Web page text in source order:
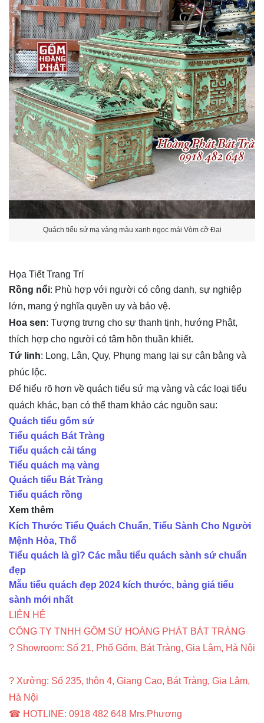
Quách tiểu sứ mạ vàng màu xanh ngọc mái Vòm cỡ Đại
Họa Tiết Trang Trí
Rồng nổi: Phù hợp với người có công danh, sự nghiệp
lớn, mang ý nghĩa quyền uy và bảo vệ.
Hoa sen: Tượng trưng cho sự thanh tịnh, hướng Phật,
thích hợp cho người có tâm hồn thuần khiết.
Tứ linh: Long, Lân, Quy, Phụng mang lại sự cân bằng và
phúc lộc.
Để hiểu rõ hơn về quách tiểu sứ mạ vàng và các loại tiểu
quách khác, bạn có thể tham khảo các nguồn sau:
Quách tiểu gốm sứ
Tiểu quách Bát Tràng
Tiểu quách cải táng
Tiểu quách mạ vàng
Quách tiểu Bát Tràng
Tiểu quách rồng
Xem thêm
Kích Thước Tiểu Quách Chuẩn, Tiểu Sành Cho Người
Mệnh Hỏa, Thổ
Tiểu quách là gì? Các mẫu tiểu quách sành sứ chuẩn
đẹp
Mẫu tiểu quách đẹp 2024 kích thước, bảng giá tiểu
sành mới nhất
LIÊN HỆ
CÔNG TY TNHH GỐM SỨ HOÀNG PHÁT BÁT TRÀNG
? Showroom: Số 21, Phố Gốm, Bát Tràng, Gia Lâm, Hà Nội
? Xưởng: Số 235, thôn 4, Giang Cao, Bát Tràng, Gia Lâm,
Hà Nội
☎ HOTLINE: 0918 482 648 Mrs.Phương